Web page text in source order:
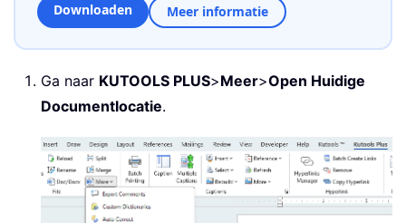
Downloaden Meer informatie
Ga naar KUTOOLS PLUS>Meer>Open Huidige
Documentlocatie.